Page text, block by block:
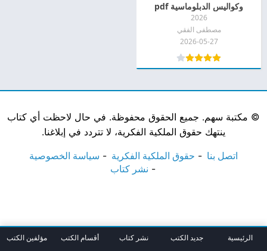
وكواليس الدبلوماسية pdf
2026
مصطفى الفقي
2026-05-27
© مكتبة سهم. جميع الحقوق محفوظة. في حال لاحظت أي كتاب
ينتهك حقوق الملكية الفكرية، لا تتردد في إبلاغنا.
اتصل بنا حقوق الملكية الفكرية
سياسة الخصوصية
نشر كتاب
الرئيسية جديد الكتب نشر كتاب أقسام الكتب مؤلفين الكتب